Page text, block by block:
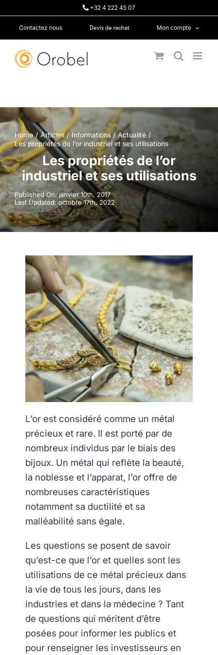
+32 4 222 45 07
Contactez nous Devis de rachat Mon compte
Home Articles Informations
Actualité
Les propriétés de l’or industriel et ses utilisations
Les propriétés de l’or
industriel et ses utilisations
Published On: janvier 10th, 2017
Last Updated: octobre 17th, 2022
L’or est considéré comme un métal
précieux et rare. Il est porté par de
nombreux individus par le biais des
bijoux. Un métal qui reflète la beauté,
la noblesse et l’apparat, l’or offre de
nombreuses caractéristiques
notamment sa ductilité et sa
malléabilité sans égale.
Les questions se posent de savoir
qu’est-ce que l’or et quelles sont les
utilisations de ce métal précieux dans
la vie de tous les jours, dans les
industries et dans la médecine ? Tant
de questions qui méritent d’être
posées pour informer les publics et
pour renseigner les investisseurs en